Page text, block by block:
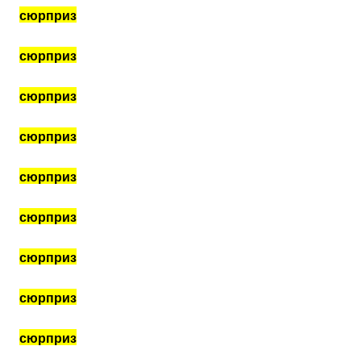
сюрприз
сюрприз
сюрприз
сюрприз
сюрприз
сюрприз
сюрприз
сюрприз
сюрприз